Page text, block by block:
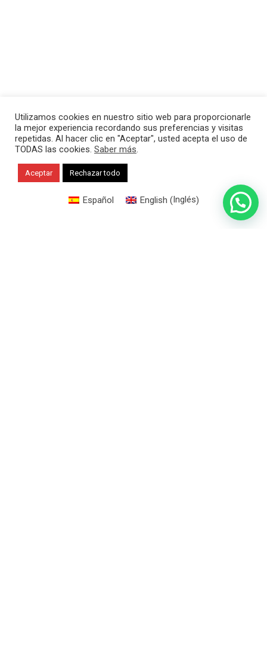
Utilizamos cookies en nuestro sitio web para proporcionarle
la mejor experiencia recordando sus preferencias y visitas
repetidas. Al hacer clic en "Aceptar", usted acepta el uso de
TODAS las cookies. Saber más.
Aceptar Rechazar todo
Español English (Inglés)